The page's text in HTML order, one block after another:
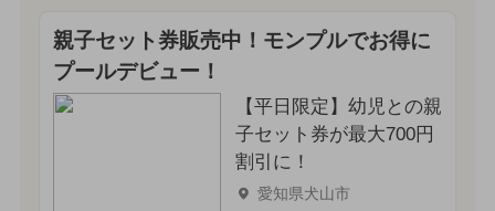
親子セット券販売中！モンプルでお得に
プールデビュー！
【平日限定】幼児との親
子セット券が最大700円
割引に！
愛知県犬山市